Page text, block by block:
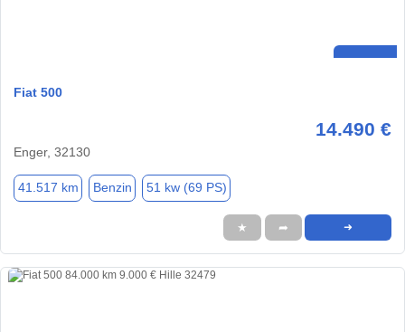
Fiat 500
14.490 €
Enger, 32130
41.517 km Benzin 51 kw (69 PS)
★ ➦ ➜